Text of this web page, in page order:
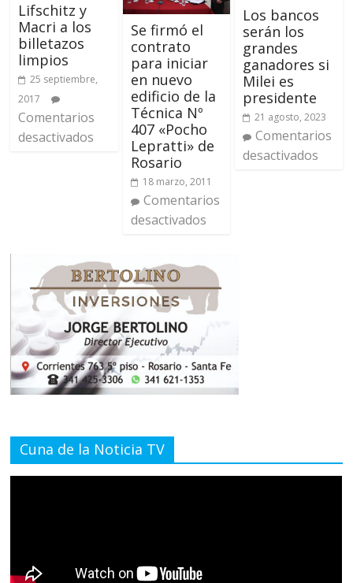
Lifschitz y
Macri a los
billetazos
limpios
25 septiembre,
2017
Comentarios
desactivados
Se firmó el
contrato
para iniciar
en nuevo
edificio de la
Técnica Nº
407 «Pocho
Lepratti» de
Rosario
18 marzo, 2011
Comentarios
desactivados
Los bancos
serán los
grandes
ganadores si
Milei es
presidente
21 agosto, 2023
Comentarios
desactivados
Cuna de la Noticia TV